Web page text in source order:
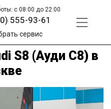
с 08:00 до 22:00
555-93-61
сервис
S8 (Ауди С8) в